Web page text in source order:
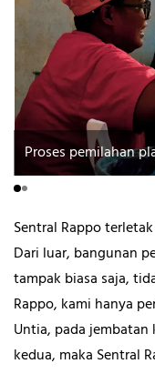
Proses pemilahan
Sentral Rappo
Dari luar, bangunan
tampak biasa saja,
Rappo, kami hanya
Untia, pada
kedua, maka Sentral